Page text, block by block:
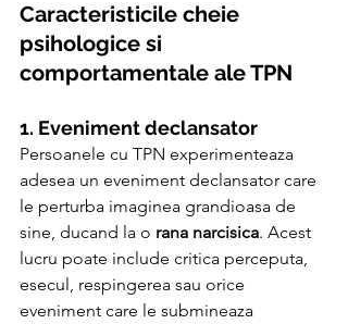
Caracteristicile cheie
psihologice si
comportamentale ale TPN
1. Eveniment declansator
Persoanele cu TPN experimenteaza
adesea un eveniment declansator care
le perturba imaginea grandioasa de
sine, ducand la o rana narcisica. Acest
lucru poate include critica perceputa,
esecul, respingerea sau orice
eveniment care le submineaza